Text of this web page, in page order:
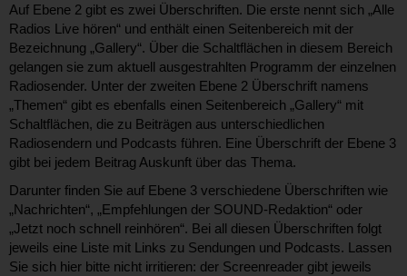
Auf Ebene 2 gibt es zwei Überschriften. Die erste nennt sich „Alle
Radios Live hören“ und enthält einen Seitenbereich mit der
Bezeichnung „Gallery“. Über die Schaltflächen in diesem Bereich
gelangen sie zum aktuell ausgestrahlten Programm der einzelnen
Radiosender. Unter der zweiten Ebene 2 Überschrift namens
„Themen“ gibt es ebenfalls einen Seitenbereich „Gallery“ mit
Schaltflächen, die zu Beiträgen aus unterschiedlichen
Radiosendern und Podcasts führen. Eine Überschrift der Ebene 3
gibt bei jedem Beitrag Auskunft über das Thema.
Darunter finden Sie auf Ebene 3 verschiedene Überschriften wie
„Nachrichten“, „Empfehlungen der SOUND-Redaktion“ oder
„Jetzt noch schnell reinhören“. Bei all diesen Überschriften folgt
jeweils eine Liste mit Links zu Sendungen und Podcasts. Lassen
Sie sich hier bitte nicht irritieren: der Screenreader gibt jeweils